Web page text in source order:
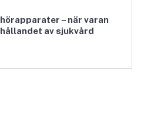
– när varan
av sjukvård